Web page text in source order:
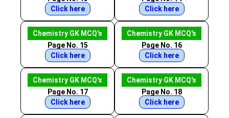
Click here
Click here
Chemistry GK MCQ's
Page No. 15
Click here
Chemistry GK MCQ's
Page No. 16
Click here
Chemistry GK MCQ's
Page No. 17
Click here
Chemistry GK MCQ's
Page No. 18
Click here